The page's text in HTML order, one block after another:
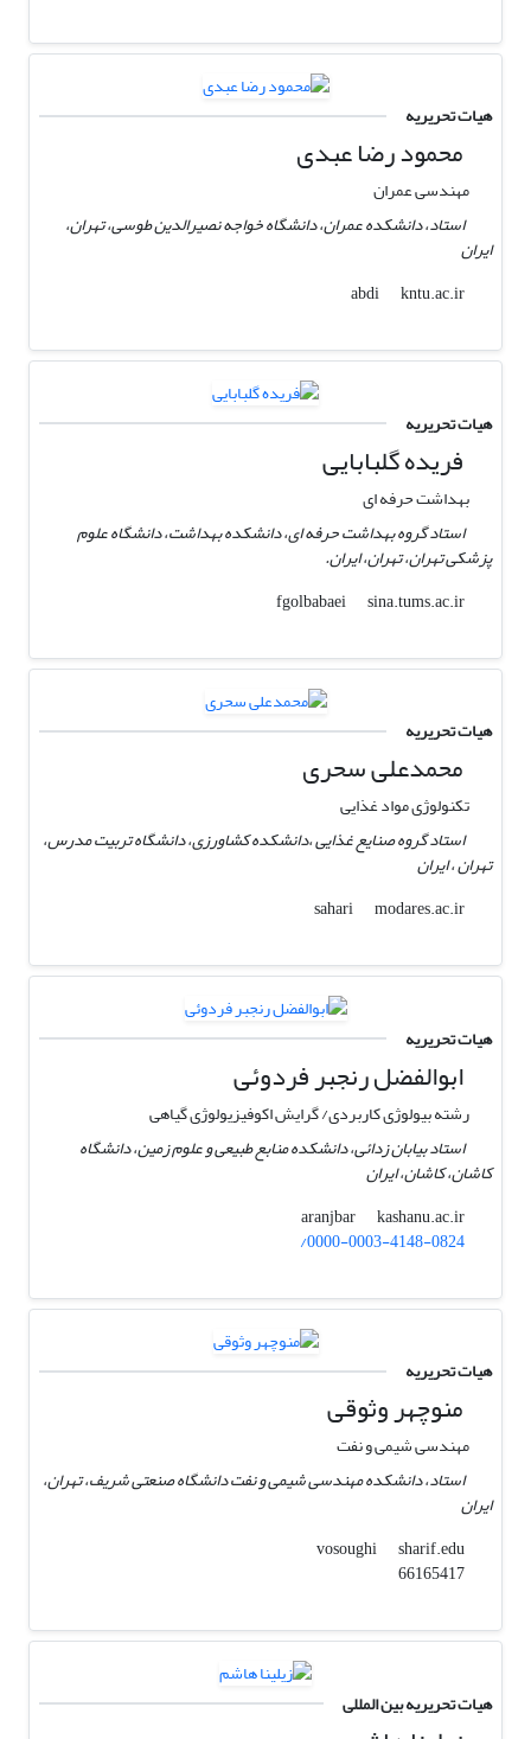
هیات تحریریه
محمود رضا عبدی
مهندسی عمران
استاد، دانشکده عمران، دانشگاه خواجه نصیرالدین طوسی، تهران،
ایران
abdi
kntu.ac.ir
هیات تحریریه
فریده گلبابایی
بهداشت حرفه ای
استاد گروه بهداشت حرفه ای، دانشکده بهداشت، دانشگاه علوم
پزشکی تهران، تهران، ایران.
fgolbabaei
sina.tums.ac.ir
هیات تحریریه
محمدعلی سحری
تکنولوژی مواد غذایی
استاد گروه صنایع غذایی ،دانشکده کشاورزی، دانشگاه تربیت مدرس،
تهران ، ایران
sahari
modares.ac.ir
هیات تحریریه
ابوالفضل رنجبر فردوئی
رشته بیولوژی کاربردی/ گرایش اکوفیزیولوژی گیاهی
استاد بیابان زدائی، دانشکده منابع طبیعی و علوم زمین، دانشگاه
کاشان، کاشان، ایران
aranjbar
kashanu.ac.ir
/0000-0003-4148-0824
هیات تحریریه
منوچهر وثوقی
مهندسی شیمی و نفت
استاد، دانشکده مهندسی شیمی و نفت دانشگاه صنعتی شریف، تهران،
ایران
vosoughi
sharif.edu
66165417
هیات تحریریه بین المللی